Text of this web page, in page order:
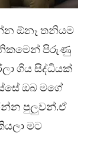
ඕනෑ තනියම
පිරුණු
ගිය සිද්ධියක්
ඔබ මගේ
පුලුවන්.ඒ
මට